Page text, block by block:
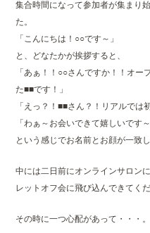
集合時間になって参加者が集まり
た。
「こんにちは！○○です～」
と、どなたかが挨拶すると、
「あぁ！！○○さんですか！！オ
た■■です！」
「えっ？！■■さん？！リアルでは
「わぁ～お会いできて嬉しいです～
という感じでお名前とお顔が一致
中には二日前にオンラインサロン
レットオフ会に飛び込んできてく
その時に一つ心配があって・・・。